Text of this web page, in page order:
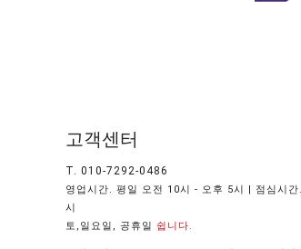
고객센터
T. 010-7292-0486
영업시간. 평일 오전 10시 - 오후 5시 | 점심시
시
토,일요일, 공휴일 쉽니다.